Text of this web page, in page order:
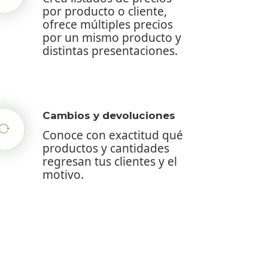
por producto o cliente,
ofrece múltiples precios
por un mismo producto y
distintas presentaciones.
Cambios y devoluciones
Conoce con exactitud qué
productos y cantidades
regresan tus clientes y el
motivo.